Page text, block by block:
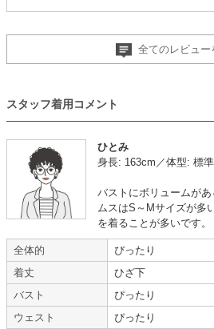
体重 :40～44kg
体型 :標準
使用地
サイズぴったりでした。
レースのほつれもなく、全体的に綺麗でした。
商品が選びやすいです。
コーディネート例から選べるので簡単でした
レンタル期間が長いので、仕事している身に
【一緒に注文した商品】
23区 trattoria
全てのレビュー
スタッフ着用コメント
ひとみ
身長: 163cm／体型: 標準
バストにボリュームが
ムスはS～Mサイズが多
を着ることが多いです。
全体的
ぴったり
着丈
ひざ下
バスト
ぴったり
ウェスト
ぴったり